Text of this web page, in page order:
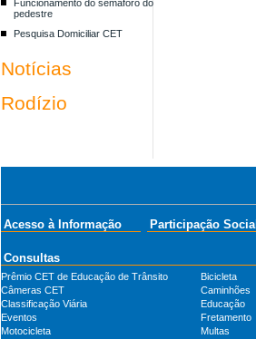
Funcionamento do semáforo do
pedestre
Pesquisa Domiciliar CET
Notícias
Rodízio
Acesso à Informação Participação Social
Consultas
Prêmio CET de Educação de Trânsito
Bicicleta
Câmeras CET
Caminhões
Classificação Viária
Educação
Eventos
Fretamento
Motocicleta
Multas